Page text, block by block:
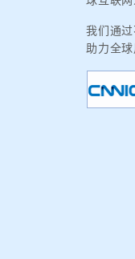
我们通
助力全